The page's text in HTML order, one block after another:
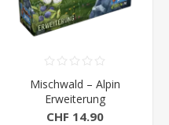
Mischwald – Alpin
Erweiterung
CHF 14.90